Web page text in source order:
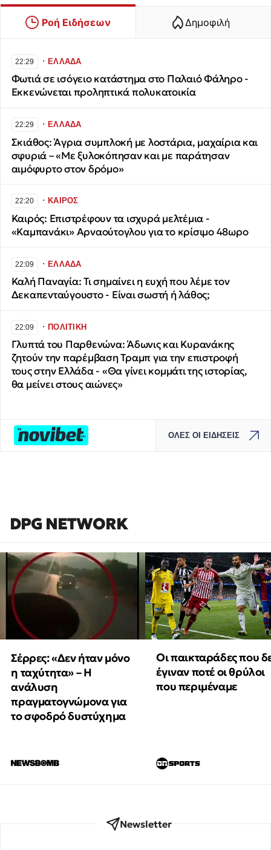
Ροή Ειδήσεων Δημοφιλή
22:29 ∙ΕΛΛΑΔΑ
Φωτιά σε ισόγειο κατάστημα στο Παλαιό Φάληρο -
Εκκενώνεται προληπτικά πολυκατοικία
22:29 ∙ΕΛΛΑΔΑ
Σκιάθος: Άγρια συμπλοκή με λοστάρια, μαχαίρια και
σφυριά – «Με ξυλοκόπησαν και με παράτησαν
αιμόφυρτο στον δρόμο»
22:20 ∙ΚΑΙΡΟΣ
Καιρός: Επιστρέφουν τα ισχυρά μελτέμια -
«Καμπανάκι» Αρναούτογλου για το κρίσιμο 48ωρο
22:09 ∙ΕΛΛΑΔΑ
Καλή Παναγία: Τι σημαίνει η ευχή που λέμε τον
Δεκαπενταύγουστο - Είναι σωστή ή λάθος;
22:09 ∙ΠΟΛΙΤΙΚΗ
Γλυπτά του Παρθενώνα: Άδωνις και Κυρανάκης
ζητούν την παρέμβαση Τραμπ για την επιστροφή
τους στην Ελλάδα - «Θα γίνει κομμάτι της ιστορίας,
θα μείνει στους αιώνες»
ΟΛΕΣ ΟΙ ΕΙΔΗΣΕΙΣ
DPG NETWORK
Σέρρες: «Δεν ήταν μόνο
η ταχύτητα» – Η
ανάλυση
πραγματογνώμονα για
το σφοδρό δυστύχημα
Οι παικταράδες που
έγιναν ποτέ οι θρύλοι
που περιμέναμε
Newsletter